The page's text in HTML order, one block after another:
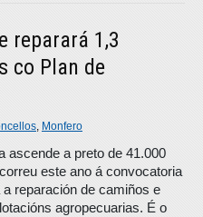
reparará 1,3
co Plan de
, Monfero
ascende a preto de 41.000
este ano á convocatoria
reparación de camiños e
agropecuarias. É o